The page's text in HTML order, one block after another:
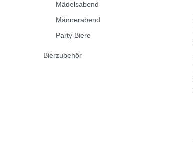
Mädelsabend
Männerabend
Party Biere
Bierzubehör